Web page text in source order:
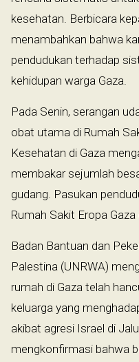
kesehatan. Berbicara
menambahkan bahwa
pendudukan terhadap
kehidupan warga Gaza.
Pada Senin, serangan
obat utama di Rumah
Kesehatan di Gaza
membakar sejumlah
gudang. Pasukan
Rumah Sakit Eropa
Badan Bantuan dan
Palestina (UNRWA)
rumah di Gaza telah
keluarga yang
akibat agresi Israel di
mengkonfirmasi bahwa